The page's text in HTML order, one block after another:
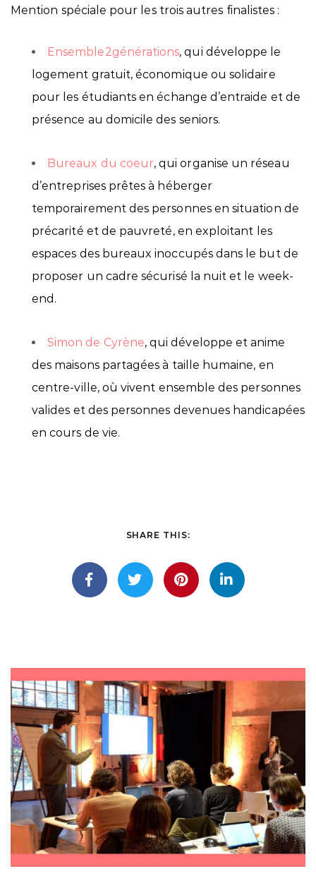
Mention spéciale pour les trois autres finalistes :
Ensemble2générations, qui développe le
logement gratuit, économique ou solidaire
pour les étudiants en échange d’entraide et de
présence au domicile des seniors.
Bureaux du coeur, qui organise un réseau
d’entreprises prêtes à héberger
temporairement des personnes en situation de
précarité et de pauvreté, en exploitant les
espaces des bureaux inoccupés dans le but de
proposer un cadre sécurisé la nuit et le week-
end.
Simon de Cyrène, qui développe et anime
des maisons partagées à taille humaine, en
centre-ville, où vivent ensemble des personnes
valides et des personnes devenues handicapées
en cours de vie.
SHARE THIS: